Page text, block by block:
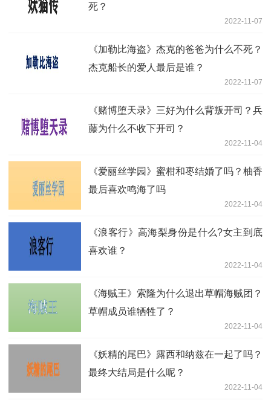
死？
2022-11-07
《加勒比海盗》杰克的爸爸为什么不死？
杰克船长的爱人最后是谁？
2022-11-07
《赌博堕天录》三好为什么背叛开司？兵
藤为什么不收下开司？
2022-11-04
《爱丽丝学园》蜜柑和枣结婚了吗？柚香
最后喜欢鸣海了吗
2022-11-04
《浪客行》高海梨身份是什么?女主到底
喜欢谁？
2022-11-04
《海贼王》索隆为什么退出草帽海贼团？
草帽成员谁牺牲了？
2022-11-04
《妖精的尾巴》露西和纳兹在一起了吗？
最终大结局是什么呢？
2022-11-04